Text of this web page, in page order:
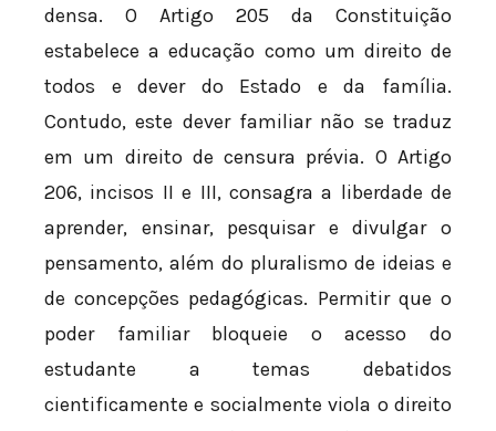
densa. O Artigo 205 da Constituição
estabelece a educação como um direito de
todos e dever do Estado e da família.
Contudo, este dever familiar não se traduz
em um direito de censura prévia. O Artigo
206, incisos II e III, consagra a liberdade de
aprender, ensinar, pesquisar e divulgar o
pensamento, além do pluralismo de ideias e
de concepções pedagógicas. Permitir que o
poder familiar bloqueie o acesso do
estudante a temas debatidos
cientificamente e socialmente viola o direito